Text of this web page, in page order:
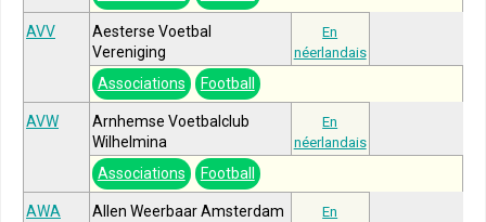
AVV
Aesterse Voetbal
Vereniging
En
néerlandais
Associations Football
AVW
Arnhemse Voetbalclub
Wilhelmina
En
néerlandais
Associations Football
AWA Allen Weerbaar Amsterdam
En